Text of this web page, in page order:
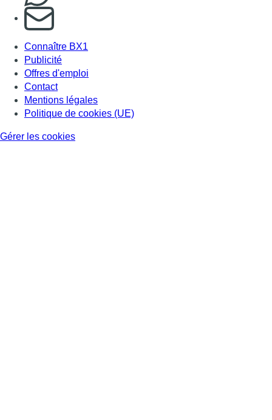
S'abonner à notre newsletter
Connaître BX1
Publicité
Offres d'emploi
Contact
Mentions légales
Politique de cookies (UE)
Gérer les cookies